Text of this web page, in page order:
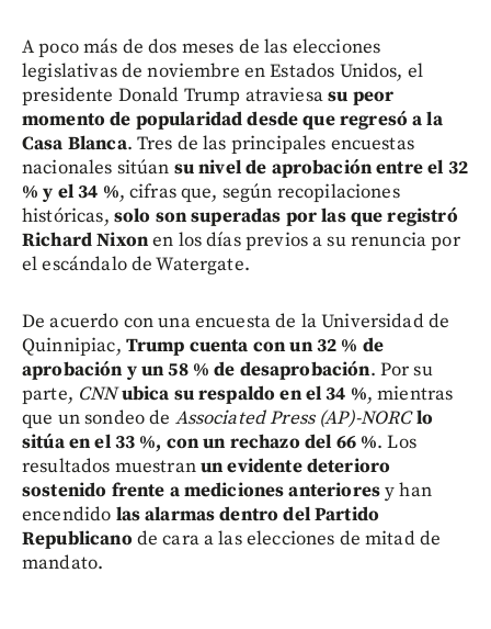
A poco más de dos meses de las elecciones
legislativas de noviembre en Estados Unidos, el
presidente Donald Trump atraviesasu peor
momento de popularidad desde que regresó a la
Casa Blanca. Tres de las principales encuestas
nacionales sitúan su nivel de aprobación entre el 32
% y el 34 %, cifras que, según recopilaciones
históricas, solo son superadas por las que registró
Richard Nixonen los días previos a su renuncia por
el escándalo de Watergate.
De acuerdo con una encuesta de la Universidad de
Quinnipiac, Trump cuenta con un 32 % de
aprobación y un 58 % de desaprobación. Por su
parte, CNNubica su respaldo en el 34 %, mientras
que un sondeo de Associated Press (AP)-NORClo
sitúa en el 33 %, con un rechazo del 66 %. Los
resultados muestranun evidente deterioro
sostenido frente a mediciones anterioresy han
encendido las alarmas dentro del Partido
Republicano de cara a las elecciones de mitad de
mandato.